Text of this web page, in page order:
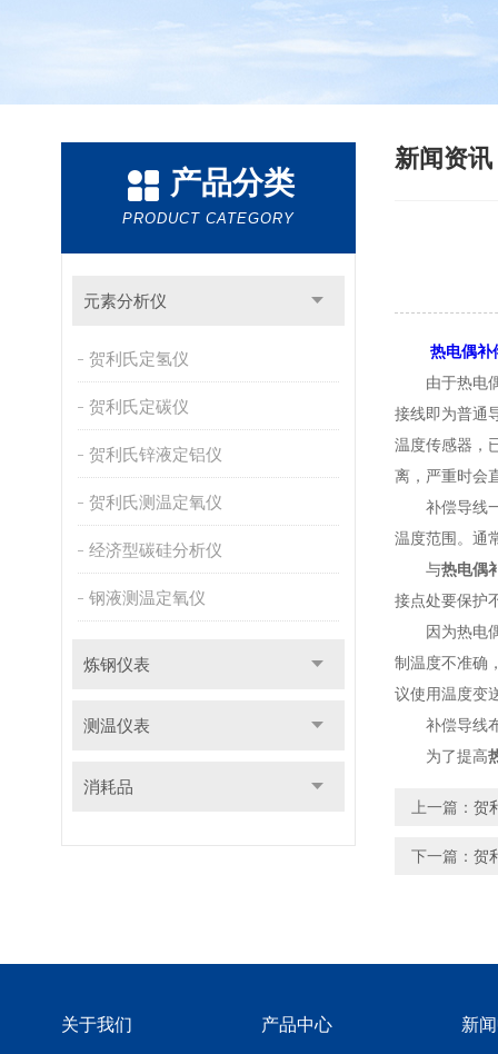
产品分类
PRODUCT CATEGORY
元素分析仪
贺利氏定氢仪
贺利氏定碳仪
贺利氏锌液定铝仪
贺利氏测温定氧仪
经济型碳硅分析仪
钢液测温定氧仪
炼钢仪表
测温仪表
消耗品
新闻资讯
热电偶补
由于热电偶
接线即为普通
温度传感器，
离，严重时会
补偿导线一
温度范围。通
与热电偶
接点处要保护
因为热电偶
制温度不准确
议使用温度变
补偿导线布
为了提高
上一篇： 贺
下一篇： 贺
关于我们 产品中心 新